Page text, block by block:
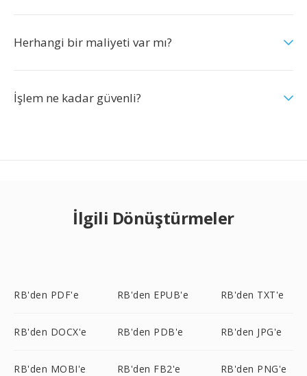
Herhangi bir maliyeti var mı?
İşlem ne kadar güvenli?
İlgili Dönüştürmeler
RB'den PDF'e RB'den EPUB'e RB'den TXT'e
RB'den DOCX'e RB'den PDB'e RB'den JPG'e
RB'den MOBI'e RB'den FB2'e RB'den PNG'e